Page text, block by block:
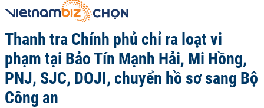
Thanh tra Chính phủ chỉ ra loạt vi
phạm tại Bảo Tín Mạnh Hải, Mi Hồng,
PNJ, SJC, DOJI, chuyển hồ sơ sang Bộ
Công an